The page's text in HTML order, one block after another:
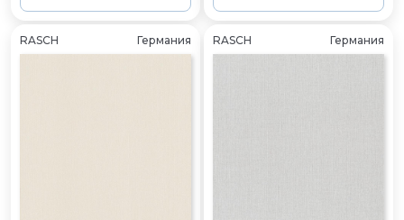
RASCH Германия RASCH Германия